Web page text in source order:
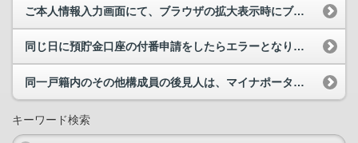
ご本人情報入力画面にて、ブラウザの拡大表示時にブラウザ間での国籍ラジオボタンのサイズに違いがあ...
同じ日に預貯金口座の付番申請をしたらエラーとなりました。なぜですか。
同一戸籍内のその他構成員の後見人は、マイナポータルで被後見人の名の振り仮名の届出を行うことはで...
キーワード検索